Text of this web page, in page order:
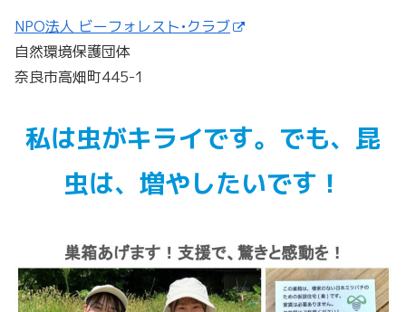
NPO法人 ビーフォレスト•クラブ
自然環境保護団体
奈良市高畑町445-1
私は虫がキライです。でも、昆
虫は、増やしたいです！